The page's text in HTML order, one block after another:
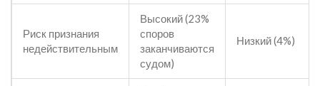
Риск признания
недействительным
Высокий (23%
споров
заканчиваются
судом)
Низкий (4%)